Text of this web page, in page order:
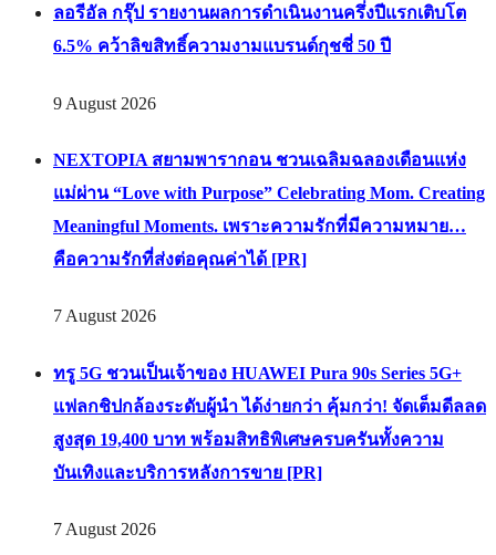
ลอรีอัล กรุ๊ป รายงานผลการดำเนินงานครึ่งปีแรกเติบโต
6.5% คว้าลิขสิทธิ์ความงามแบรนด์กุชชี่ 50 ปี
9 August 2026
NEXTOPIA สยามพารากอน ชวนเฉลิมฉลองเดือนแห่ง
แม่ผ่าน “Love with Purpose” Celebrating Mom. Creating
Meaningful Moments. เพราะความรักที่มีความหมาย…
คือความรักที่ส่งต่อคุณค่าได้ [PR]
7 August 2026
ทรู 5G ชวนเป็นเจ้าของ HUAWEI Pura 90s Series 5G+
แฟลกชิปกล้องระดับผู้นำ ได้ง่ายกว่า คุ้มกว่า! จัดเต็มดีลลด
สูงสุด 19,400 บาท พร้อมสิทธิพิเศษครบครันทั้งความ
บันเทิงและบริการหลังการขาย [PR]
7 August 2026